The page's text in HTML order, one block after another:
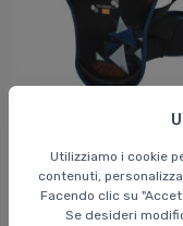
Utilizziamo i cookie
contenuti,
Facendo clic su
Se desideri
Cairn Pro Impakt II
D3O®,
junior, night sky
65 EUR